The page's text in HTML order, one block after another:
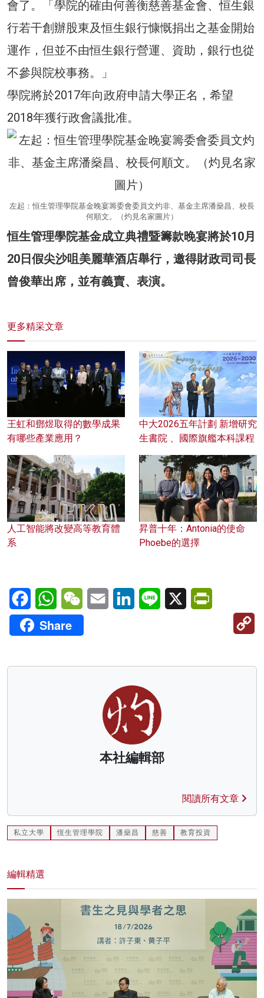
會了。「學院的確由何善衡慈善基金會、恒生銀
行若干創辦股東及恒生銀行慷慨捐出之基金開始
運作，但並不由恒生銀行營運、資助，銀行也從
不參與院校事務。」
學院將於2017年向政府申請大學正名，希望
2018年獲行政會議批准。
左起：恒生管理學院基金晚宴籌委會委員文灼非、基金主席潘燊昌、校長
何順文。（灼見名家圖片）
恒生管理學院基金成立典禮暨籌款晚宴將於10月
20日假尖沙咀美麗華酒店舉行，邀得財政司司長
曾俊華出席，並有義賣、表演。
更多精采文章
王虹和鄧煜取得的數學成果
有哪些產業應用？
中大2026五年計劃 新增研究
生書院 、國際旗艦本科課程
人工智能將改變高等教育體
系
昇普十年：Antonia的使命
Phoebe的選擇
FacebookWhatsAppWeChatEmail LinkedInLine X
Share
本社編輯部
閱讀所有文章
私立大學 恆生管理學院 潘燊昌 慈善 教育投資
編輯精選